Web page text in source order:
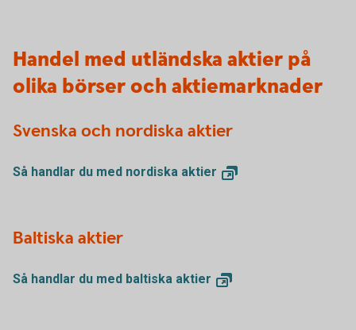
Handel med utländska aktier på
olika börser och aktiemarknader
Svenska och nordiska aktier
Så handlar du med nordiska aktier
Baltiska aktier
Så handlar du med baltiska aktier